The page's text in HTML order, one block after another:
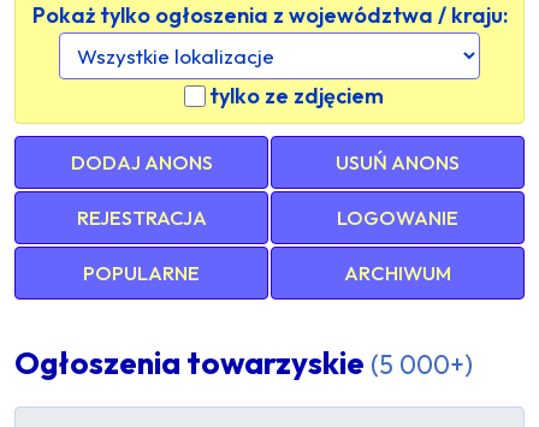
Pokaż tylko ogłoszenia z województwa / kraju:
tylko ze zdjęciem
DODAJ ANONS USUŃ ANONS
REJESTRACJA LOGOWANIE
POPULARNE ARCHIWUM
Ogłoszenia towarzyskie (5 000+)